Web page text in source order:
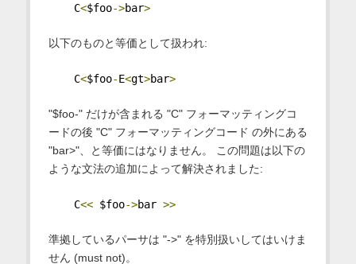
C<$foo->bar>
以下のものと等価として扱われ:
C<$foo-E<gt>bar>
"$foo-" だけが含まれる "C" フォーマッティングコ
ードの後 "C" フォーマッティングコード の外にある
"bar>"、と等価にはなりません。 この問題は以下の
ような文法の追加によって解決されました:
C<< $foo->bar >>
準拠しているパーサは "->" を特別扱いしてはいけま
せん (must not)。